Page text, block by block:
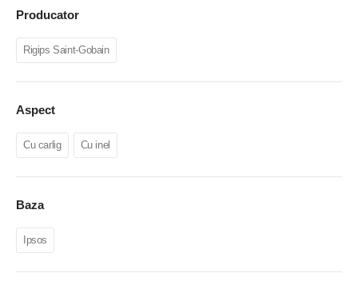
Producator
Rigips Saint-Gobain
Aspect
Cu carlig Cu inel
Baza
Ipsos